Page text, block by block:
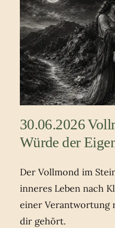
30.06.2026
Würde der
Der Vollmond im
inneres Leben nach
einer Verantwortung
dir gehört.